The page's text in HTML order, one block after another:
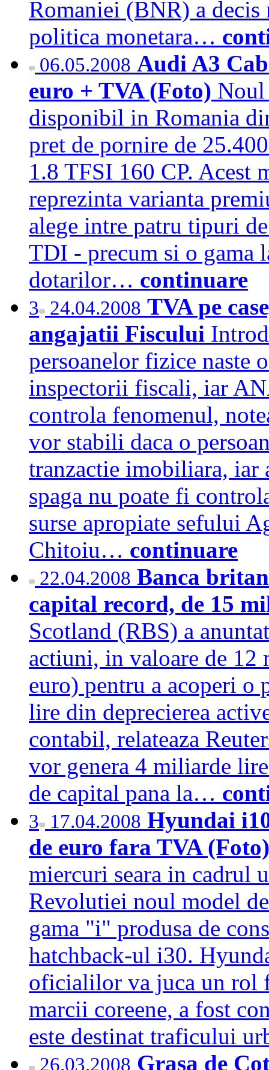
Romaniei (BNR) a
politica monetara…
06.05.2008 Audi A3
euro + TVA (Foto) Noul
disponibil in Romania
pret de pornire de
1.8 TFSI 160 CP. Acest
reprezinta varianta
alege intre patru tipuri
TDI - precum si o gama
dotarilor… continuare
3 24.04.2008 TVA pe
angajatii Fiscului
persoanelor fizice naste
inspectorii fiscali, iar
controla fenomenul,
vor stabili daca o
tranzactie imobiliara, iar
spaga nu poate fi
surse apropiate sefului
Chitoiu… continuare
22.04.2008 Banca
capital record, de 15
Scotland (RBS) a
actiuni, in valoare de
euro) pentru a acoperi o
lire din deprecierea
contabil, relateaza
vor genera 4 miliarde
de capital pana la…
3 17.04.2008 Hyundai
de euro fara TVA (Foto)
miercuri seara in cadrul
Revolutiei noul model
gama "i" produsa de
hatchback-ul i30.
oficialilor va juca un rol
marcii coreene, a fost
este destinat traficului
26.03.2008 Grasa de